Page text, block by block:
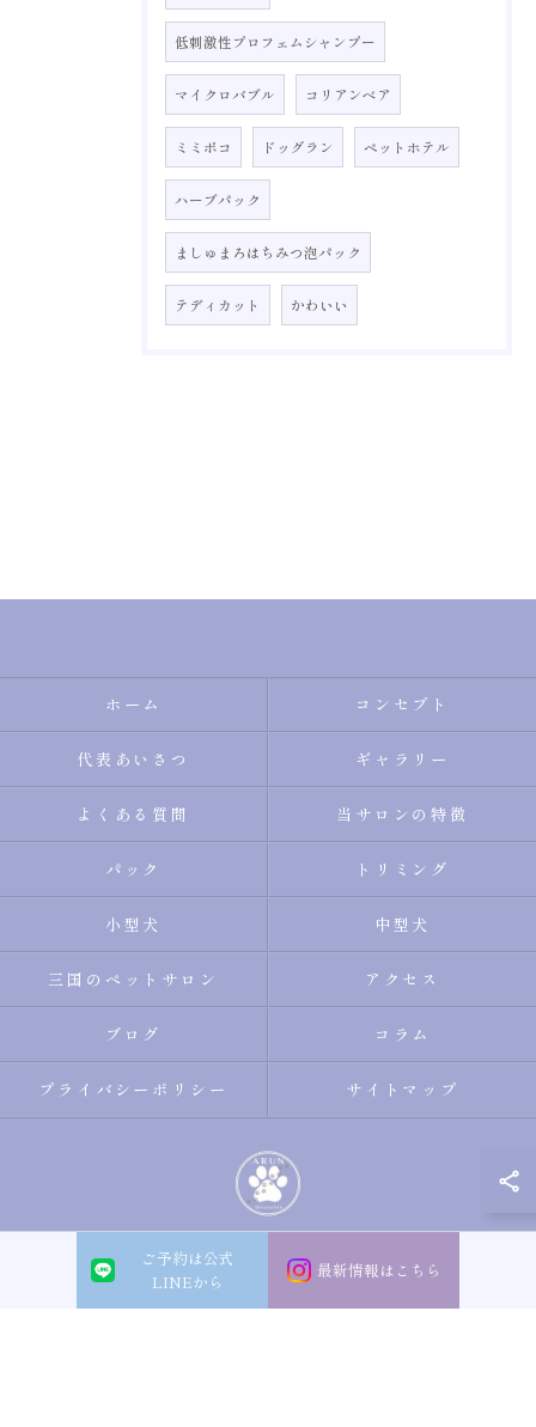
低刺激性プロフェムシャンプー
マイクロバブル コリアンベア
ミミポコ ドッグラン ペットホテル
ハーブパック
ましゅまろはちみつ泡パック
テディカット かわいい
ご予約は公式
LINEから
最新情報はこちら
ホーム コンセプト
代表あいさつ ギャラリー
よくある質問 当サロンの特徴
パック トリミング
小型犬 中型犬
三国のペットサロン アクセス
ブログ コラム
プライバシーポリシー サイトマップ
© 2026 大阪市淀川区のトリミングサロン・ペットサロンならDogsalon ARUN
ALL RIGHTS RESERVED.